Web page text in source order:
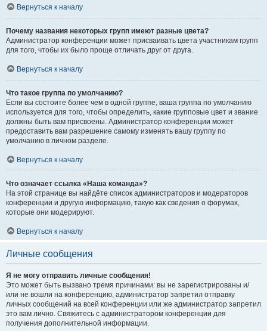
Вернуться к началу
Почему названия некоторых групп имеют разные цвета?
Администратор конференции может присваивать цвета участникам групп
для того, чтобы их было проще отличать друг от друга.
Вернуться к началу
Что такое группа по умолчанию?
Если вы состоите более чем в одной группе, ваша группа по умолчанию
используется для того, чтобы определить, какие групповые цвет и звание
должны быть вам присвоены. Администратор конференции может
предоставить вам разрешение самому изменять вашу группу по
умолчанию в личном разделе.
Вернуться к началу
Что означает ссылка «Наша команда»?
На этой странице вы найдёте список администраторов и модераторов
конференции и другую информацию, такую как сведения о форумах,
которые они модерируют.
Вернуться к началу
Личные сообщения
Я не могу отправить личные сообщения!
Это может быть вызвано тремя причинами: вы не зарегистрированы и/
или не вошли на конференцию, администратор запретил отправку
личных сообщений на всей конференции или же администратор запретил
это вам лично. Свяжитесь с администратором конференции для
получения дополнительной информации.